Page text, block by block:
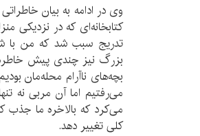
وی در ادامه به بیان
کتابخانه‌ای که در نزدیکی
تدریج سبب شد که من با
بزرگ نیز چندی پیش
بچه‌‌های ناآرام محله‌مان
می‌رفتیم اما آن مربی نه
می‌‌کرد که بالاخره ما جذب
کلی تغییر دهد.